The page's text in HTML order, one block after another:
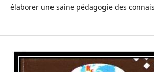
élaborer une saine pédagogie des